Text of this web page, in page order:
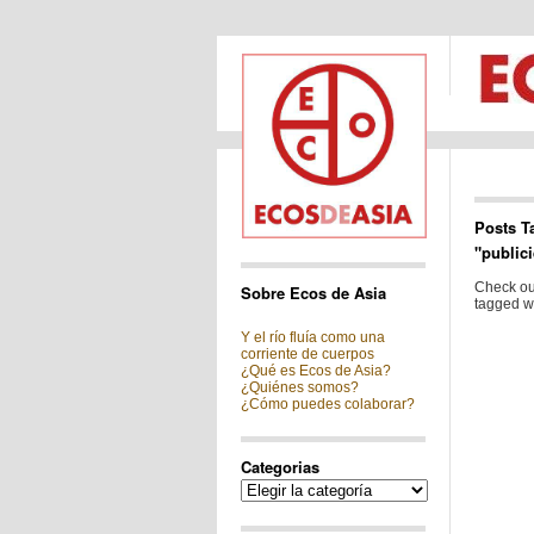
Sobre Ecos de Asia
Y el río fluía como una
corriente de cuerpos
¿Qué es Ecos de Asia?
¿Quiénes somos?
¿Cómo puedes colaborar?
Categorias
Categorias
Posts
Check
tagged